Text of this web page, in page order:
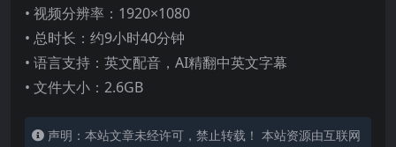
• 视频分辨率：1920×1080
• 总时长：约9小时40分钟
• 语言支持：英文配音，AI精翻中英文字幕
• 文件大小：2.6GB
声明：本站文章未经许可，禁止转载！ 本站资源由互联网